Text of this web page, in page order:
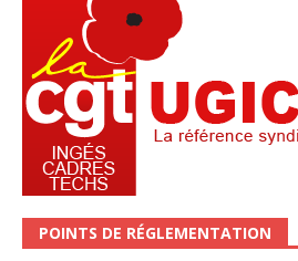
POINTS DE RÉGLEMENTATION